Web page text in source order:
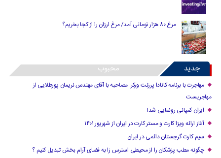
مرغ ۸۰ هزار تومانی آمد/ مرغ ارزان را از کجا بخریم؟
جدید محبوب
مهاجرت با برنامه کانادا پرزنت ورکر: مصاحبه با آقای مهندس نریمان پورطلایی از
مهاجریست
ایران کمپانی رونمایی شد!
آغاز ارائه ویزا کارت و مستر کارت در ایران از شهریور ۱۴۰۱
سیم کارت گرجستان دائمی در ایران
چگونه مطب پزشکان را از محیطی استرس زا به فضای آرام بخش تبدیل کنیم ؟